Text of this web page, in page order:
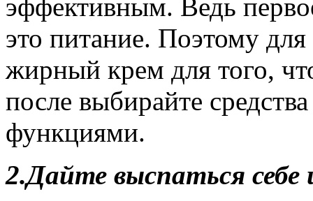
эффективным. Ведь
это питание. Поэтому
жирный крем для того,
после выбирайте
функциями.
2.Дайте выспаться себе